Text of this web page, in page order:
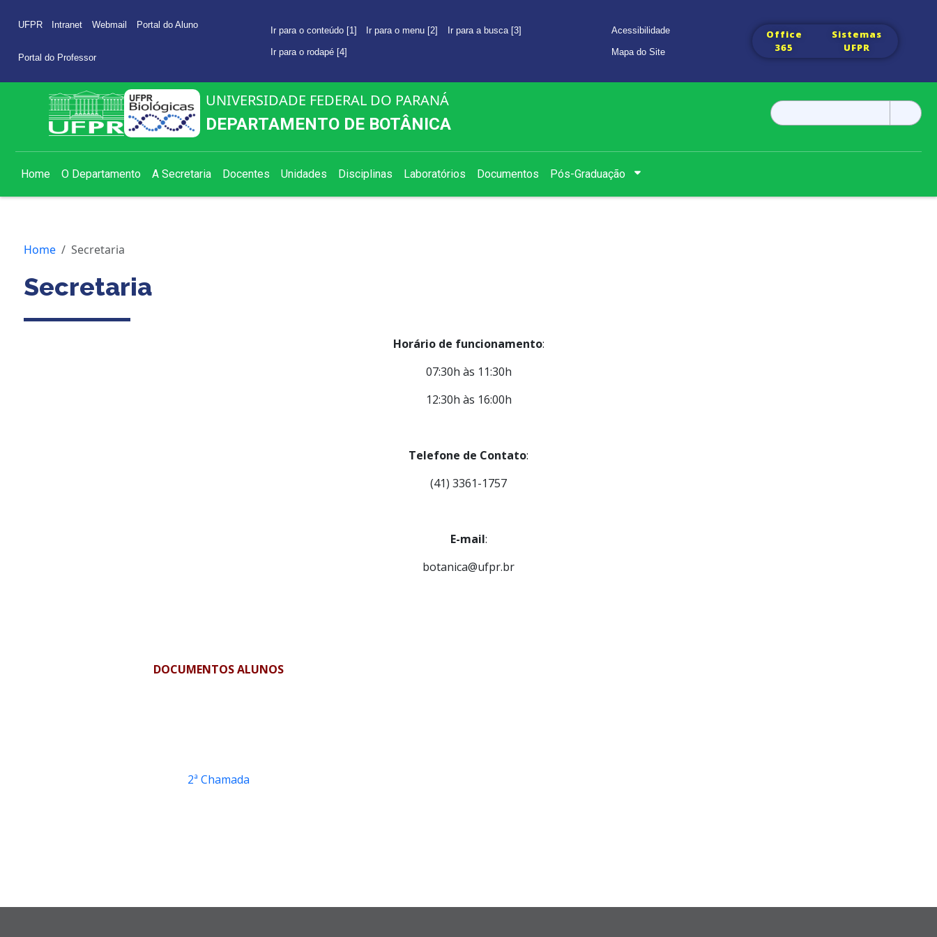
UFPR Intranet Webmail Portal do Aluno
Portal do Professor
Ir para o conteúdo [1] Ir para o menu [2] Ir para a busca [3]
Ir para o rodapé [4]
Acessibilidade
Mapa do Site
Office
365
Sistemas
UFPR
UNIVERSIDADE FEDERAL DO PARANÁ
DEPARTAMENTO DE BOTÂNICA
Pesquisar
por:
Home O Departamento A Secretaria Docentes Unidades Disciplinas Laboratórios Documentos Pós-Graduação
Home Secretaria
Secretaria
Horário de funcionamento:
07:30h às 11:30h
12:30h às 16:00h
Telefone de Contato:
(41) 3361-1757
E-mail:
botanica@ufpr.br
DOCUMENTOS ALUNOS
2ª Chamada